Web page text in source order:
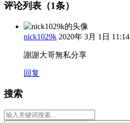
评论列表（1条）
nick1029k 2020年 3月 1日 11:14
謝謝大哥無私分享
回复
搜索